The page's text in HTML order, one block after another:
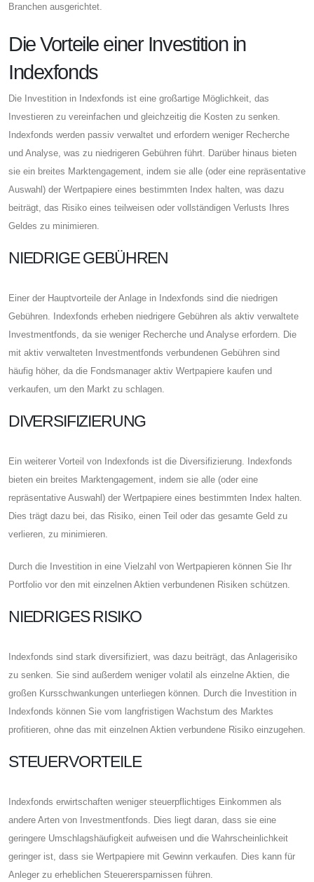
Branchen ausgerichtet.
Die Vorteile einer Investition in
Indexfonds
Die Investition in Indexfonds ist eine großartige Möglichkeit, das
Investieren zu vereinfachen und gleichzeitig die Kosten zu senken.
Indexfonds werden passiv verwaltet und erfordern weniger Recherche
und Analyse, was zu niedrigeren Gebühren führt. Darüber hinaus bieten
sie ein breites Marktengagement, indem sie alle (oder eine repräsentative
Auswahl) der Wertpapiere eines bestimmten Index halten, was dazu
beiträgt, das Risiko eines teilweisen oder vollständigen Verlusts Ihres
Geldes zu minimieren.
NIEDRIGE GEBÜHREN
Einer der Hauptvorteile der Anlage in Indexfonds sind die niedrigen
Gebühren. Indexfonds erheben niedrigere Gebühren als aktiv verwaltete
Investmentfonds, da sie weniger Recherche und Analyse erfordern. Die
mit aktiv verwalteten Investmentfonds verbundenen Gebühren sind
häufig höher, da die Fondsmanager aktiv Wertpapiere kaufen und
verkaufen, um den Markt zu schlagen.
DIVERSIFIZIERUNG
Ein weiterer Vorteil von Indexfonds ist die Diversifizierung. Indexfonds
bieten ein breites Marktengagement, indem sie alle (oder eine
repräsentative Auswahl) der Wertpapiere eines bestimmten Index halten.
Dies trägt dazu bei, das Risiko, einen Teil oder das gesamte Geld zu
verlieren, zu minimieren.
Durch die Investition in eine Vielzahl von Wertpapieren können Sie Ihr
Portfolio vor den mit einzelnen Aktien verbundenen Risiken schützen.
NIEDRIGES RISIKO
Indexfonds sind stark diversifiziert, was dazu beiträgt, das Anlagerisiko
zu senken. Sie sind außerdem weniger volatil als einzelne Aktien, die
großen Kursschwankungen unterliegen können. Durch die Investition in
Indexfonds können Sie vom langfristigen Wachstum des Marktes
profitieren, ohne das mit einzelnen Aktien verbundene Risiko einzugehen.
STEUERVORTEILE
Indexfonds erwirtschaften weniger steuerpflichtiges Einkommen als
andere Arten von Investmentfonds. Dies liegt daran, dass sie eine
geringere Umschlagshäufigkeit aufweisen und die Wahrscheinlichkeit
geringer ist, dass sie Wertpapiere mit Gewinn verkaufen. Dies kann für
Anleger zu erheblichen Steuerersparnissen führen.